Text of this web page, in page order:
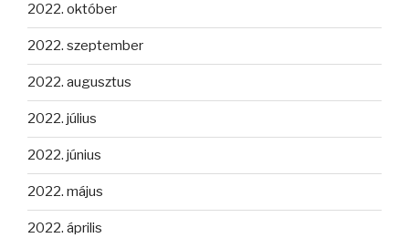
2022. október
2022. szeptember
2022. augusztus
2022. július
2022. június
2022. május
2022. április